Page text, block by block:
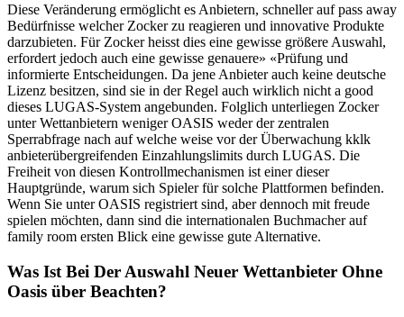
Diese Veränderung ermöglicht es Anbietern, schneller auf pass away
Bedürfnisse welcher Zocker zu reagieren und innovative Produkte
darzubieten. Für Zocker heisst dies eine gewisse größere Auswahl,
erfordert jedoch auch eine gewisse genauere» «Prüfung und
informierte Entscheidungen. Da jene Anbieter auch keine deutsche
Lizenz besitzen, sind sie in der Regel auch wirklich nicht a good
dieses LUGAS-System angebunden. Folglich unterliegen Zocker
unter Wettanbietern weniger OASIS weder der zentralen
Sperrabfrage nach auf welche weise vor der Überwachung kklk
anbieterübergreifenden Einzahlungslimits durch LUGAS. Die
Freiheit von diesen Kontrollmechanismen ist einer dieser
Hauptgründe, warum sich Spieler für solche Plattformen befinden.
Wenn Sie unter OASIS registriert sind, aber dennoch mit freude
spielen möchten, dann sind die internationalen Buchmacher auf
family room ersten Blick eine gewisse gute Alternative.
Was Ist Bei Der Auswahl Neuer Wettanbieter Ohne
Oasis über Beachten?